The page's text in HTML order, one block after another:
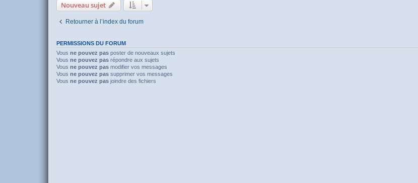
Nouveau sujet
Retourner à l’index du forum
PERMISSIONS DU FORUM
Vous ne pouvez pas poster de nouveaux sujets
Vous ne pouvez pas répondre aux sujets
Vous ne pouvez pas modifier vos messages
Vous ne pouvez pas supprimer vos messages
Vous ne pouvez pas joindre des fichiers